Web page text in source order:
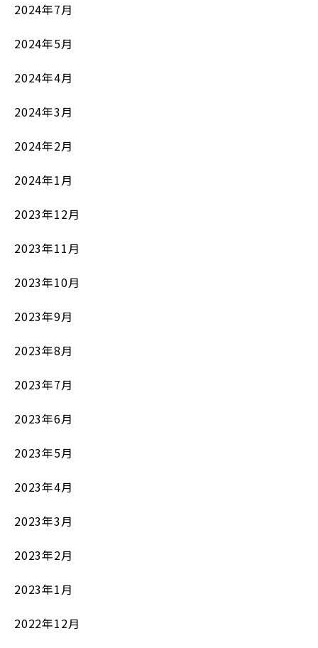
2024年7月
2024年5月
2024年4月
2024年3月
2024年2月
2024年1月
2023年12月
2023年11月
2023年10月
2023年9月
2023年8月
2023年7月
2023年6月
2023年5月
2023年4月
2023年3月
2023年2月
2023年1月
2022年12月